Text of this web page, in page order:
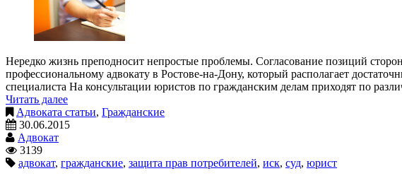
Нередко жизнь преподносит непростые проблемы. Согласование позиций
профессиональному адвокату в Ростове-на-Дону, который располагает
специалиста На консультации юристов по гражданским делам приходят по
Читать далее
Адвоката статьи, Гражданские
30.06.2015
Адвокат
3139
адвокат, гражданские, защита прав потребителей, иск, суд, юрист